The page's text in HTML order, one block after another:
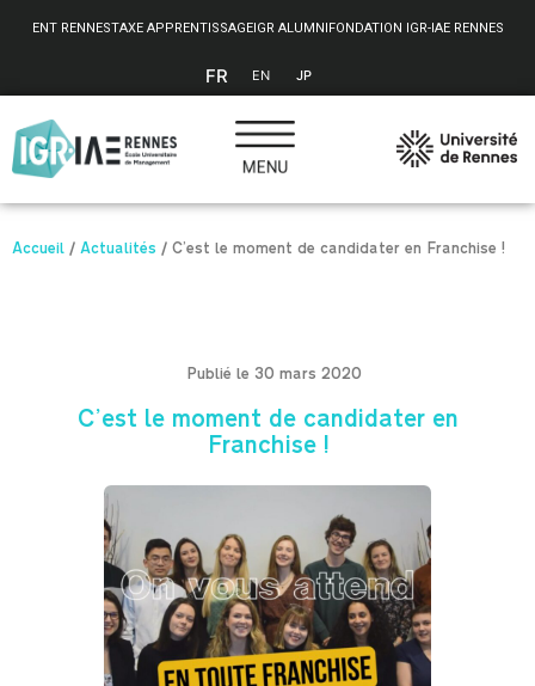
ENT RENNESTAXE APPRENTISSAGEIGR ALUMNIFONDATION IGR-IAE RENNES
FR EN JP
Accueil / Actualités / C’est le moment de candidater en Franchise !
Publié le 30 mars 2020
C’est le moment de candidater en
Franchise !